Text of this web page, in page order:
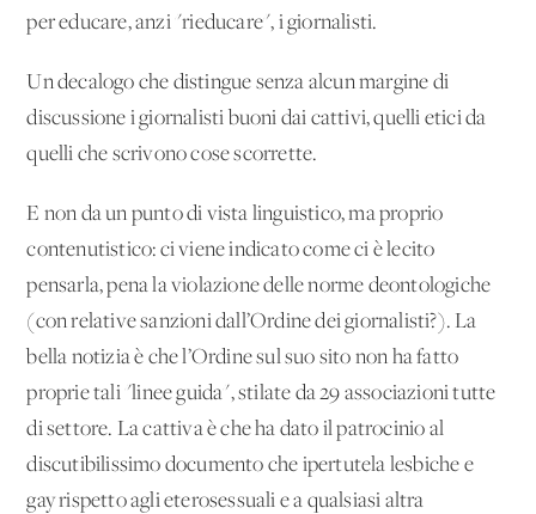
per educare, anzi "rieducare", i giornalisti.
Un decalogo che distingue senza alcun margine di
discussione i giornalisti buoni dai cattivi, quelli etici da
quelli che scrivono cose scorrette.
E non da un punto di vista linguistico, ma proprio
contenutistico: ci viene indicato come ci è lecito
pensarla, pena la violazione delle norme deontologiche
(con relative sanzioni dall’Ordine dei giornalisti?). La
bella notizia è che l’Ordine sul suo sito non ha fatto
proprie tali "linee guida", stilate da 29 associazioni tutte
di settore. La cattiva è che ha dato il patrocinio al
discutibilissimo documento che ipertutela lesbiche e
gay rispetto agli eterosessuali e a qualsiasi altra